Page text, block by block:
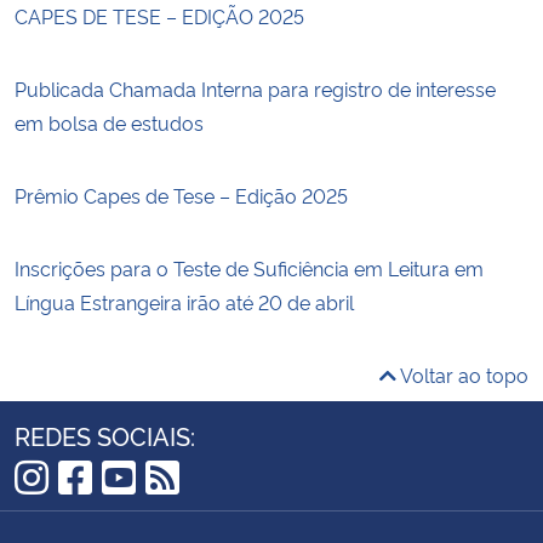
CAPES DE TESE – EDIÇÃO 2025
Publicada Chamada Interna para registro de interesse
em bolsa de estudos
Prêmio Capes de Tese – Edição 2025
Inscrições para o Teste de Suficiência em Leitura em
Língua Estrangeira irão até 20 de abril
Voltar ao topo
REDES SOCIAIS:
Instagram
Facebook
YouTube
RSS